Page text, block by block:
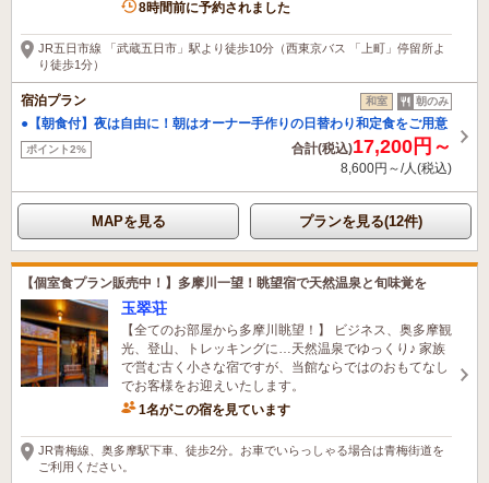
8時間前に予約されました
JR五日市線 「武蔵五日市」駅より徒歩10分（西東京バス 「上町」停留所よ
り徒歩1分）
宿泊プラン 和室 朝のみ
●【朝食付】夜は自由に！朝はオーナー手作りの日替わり和定食をご用意
ポイント2% 合計(税込)17,200円～
8,600円～/人(税込)
MAPを見る プランを見る(12件)
【個室食プラン販売中！】多摩川一望！眺望宿で天然温泉と旬味覚を
玉翠荘
【全てのお部屋から多摩川眺望！】 ビジネス、奥多摩観
光、登山、トレッキングに…天然温泉でゆっくり♪ 家族
で営む古く小さな宿ですが、当館ならではのおもてなし
でお客様をお迎えいたします。
1名がこの宿を見ています
JR青梅線、奥多摩駅下車、徒歩2分。お車でいらっしゃる場合は青梅街道を
ご利用ください。